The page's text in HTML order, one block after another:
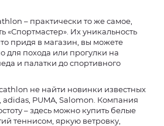
– практически то же самое,
«Спортмастер». Их уникальность
придя в магазин, вы можете
для похода или прогулки на
и палатки до спортивного
не найти новинки известных
PUMA, Salomon. Компания
– здесь можно купить белые
теннисом, яркую ветровку,